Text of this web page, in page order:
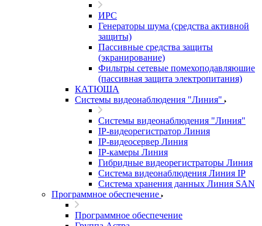
ИРС
Генераторы шума (средства активной
защиты)
Пассивные средства защиты
(экранирование)
Фильтры сетевые помехоподавляюшие
(пассивная защита электропитания)
КАТЮША
Системы видеонаблюдения "Линия"
Системы видеонаблюдения "Линия"
IP-видеорегистратор Линия
IP-видеосервер Линия
IP-камеры Линия
Гибридные видеорегистраторы Линия
Система видеонаблюдения Линия IP
Система хранения данных Линия SAN
Программное обеспечение
Программное обеспечение